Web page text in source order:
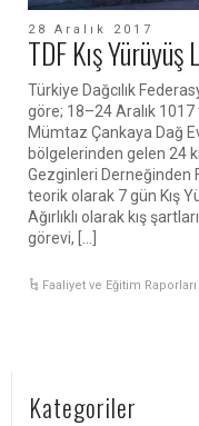
28 Aralık 2017
TDF Kış
Türkiye Dağcılık
göre; 18–24 Aralık
Mümtaz Çankaya Dağ
bölgelerinden gelen 24
Gezginleri Derneğinden
teorik olarak 7 gün Kış
Ağırlıklı olarak kış
görevi, […]
Faaliyet ve Eğitim Raporları
Kategoriler